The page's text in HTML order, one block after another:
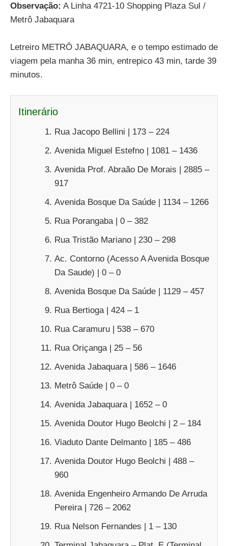
Observação: A Linha 4721-10 Shopping Plaza Sul /
Metrô Jabaquara
Letreiro METRÔ JABAQUARA, e o tempo estimado de
viagem pela manha 36 min, entrepico 43 min, tarde 39
minutos.
Itinerário
Rua Jacopo Bellini | 173 – 224
Avenida Miguel Estefno | 1081 – 1436
Avenida Prof. Abraão De Morais | 2885 –
917
Avenida Bosque Da Saúde | 1134 – 1266
Rua Porangaba | 0 – 382
Rua Tristão Mariano | 230 – 298
Ac. Contorno (Acesso A Avenida Bosque
Da Saude) | 0 – 0
Avenida Bosque Da Saúde | 1129 – 457
Rua Bertioga | 424 – 1
Rua Caramuru | 538 – 670
Rua Oriçanga | 25 – 56
Avenida Jabaquara | 586 – 1646
Metrô Saúde | 0 – 0
Avenida Jabaquara | 1652 – 0
Avenida Doutor Hugo Beolchi | 2 – 184
Viaduto Dante Delmanto | 185 – 486
Avenida Doutor Hugo Beolchi | 488 –
960
Avenida Engenheiro Armando De Arruda
Pereira | 726 – 2062
Rua Nelson Fernandes | 1 – 130